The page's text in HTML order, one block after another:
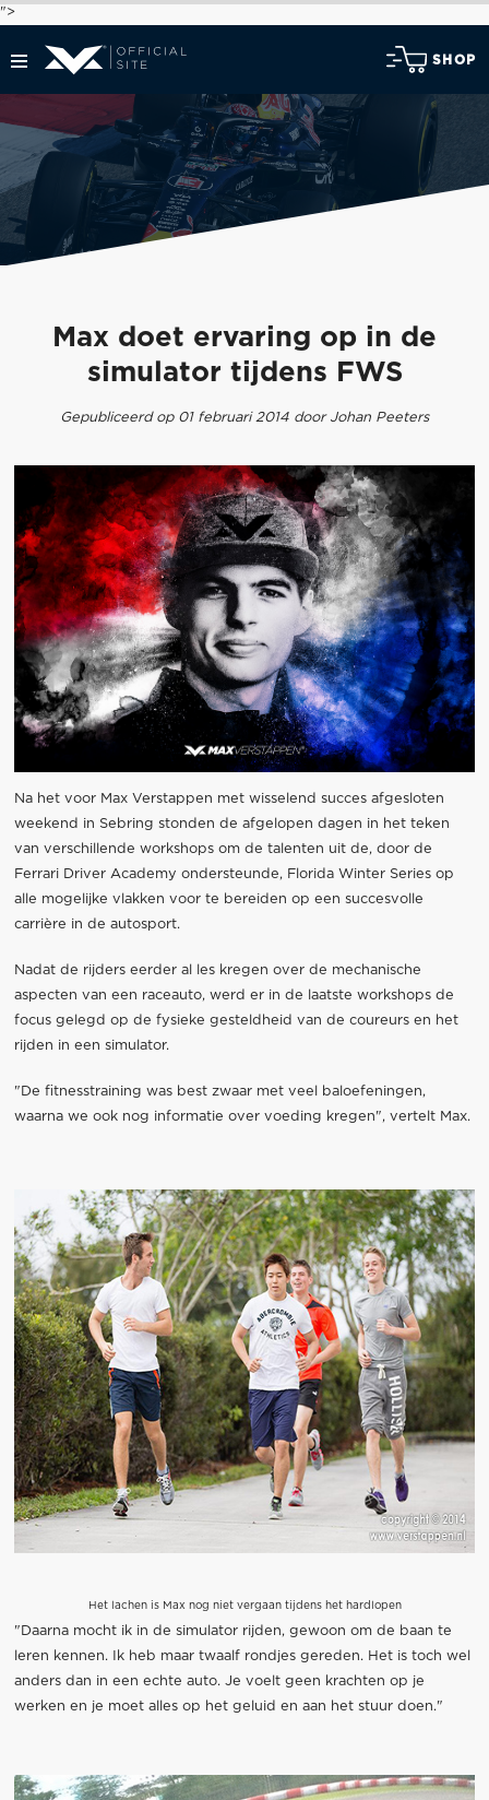
">
SHOP
Max doet ervaring op in de
simulator tijdens FWS
Gepubliceerd op 01 februari 2014 door Johan Peeters
Na het voor Max Verstappen met wisselend succes afgesloten
weekend in Sebring stonden de afgelopen dagen in het teken
van verschillende workshops om de talenten uit de, door de
Ferrari Driver Academy ondersteunde, Florida Winter Series op
alle mogelijke vlakken voor te bereiden op een succesvolle
carrière in de autosport.
Nadat de rijders eerder al les kregen over de mechanische
aspecten van een raceauto, werd er in de laatste workshops de
focus gelegd op de fysieke gesteldheid van de coureurs en het
rijden in een simulator.
"De fitnesstraining was best zwaar met veel baloefeningen,
waarna we ook nog informatie over voeding kregen", vertelt Max.
Het lachen is Max nog niet vergaan tijdens het hardlopen
"Daarna mocht ik in de simulator rijden, gewoon om de baan te
leren kennen. Ik heb maar twaalf rondjes gereden. Het is toch wel
anders dan in een echte auto. Je voelt geen krachten op je
werken en je moet alles op het geluid en aan het stuur doen."